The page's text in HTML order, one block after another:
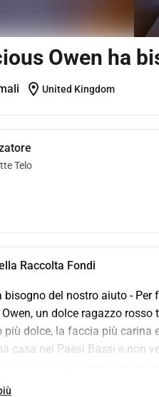
Owen ha
location_on United Kingdom
Telo
Raccolta Fondi
bisogno del nostro aiuto - Per
un dolce ragazzo
più dolce, la faccia più carina
casa nei Paesi Bassi e non
condividi il suo link con